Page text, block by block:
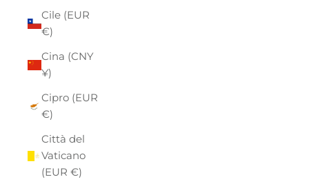
Cile (EUR
€)
Cina (CNY
¥)
Cipro (EUR
€)
Città del
Vaticano
(EUR €)